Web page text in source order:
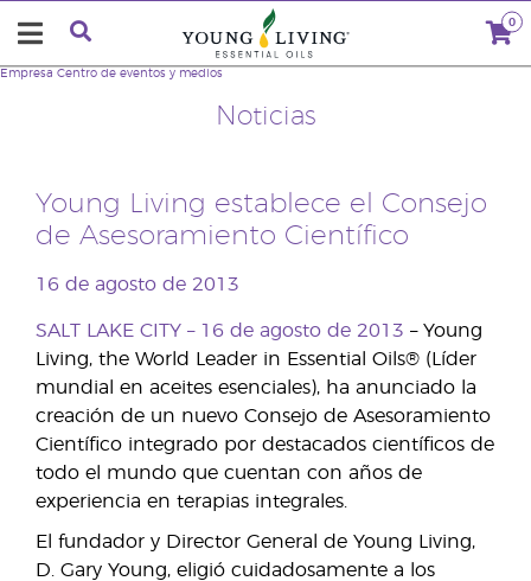
0
Noticias
Empresa Centro de eventos y medios
Young Living establece el Consejo
de Asesoramiento Científico
16 de agosto de 2013
SALT LAKE CITY – 16 de agosto de 2013 – Young
Living, the World Leader in Essential Oils® (Líder
mundial en aceites esenciales), ha anunciado la
creación de un nuevo Consejo de Asesoramiento
Científico integrado por destacados científicos de
todo el mundo que cuentan con años de
experiencia en terapias integrales.
El fundador y Director General de Young Living,
D. Gary Young, eligió cuidadosamente a los